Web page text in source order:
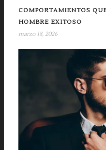
COMPORTAMIENTOS
HOMBRE EXITOSO
marzo 18, 2026